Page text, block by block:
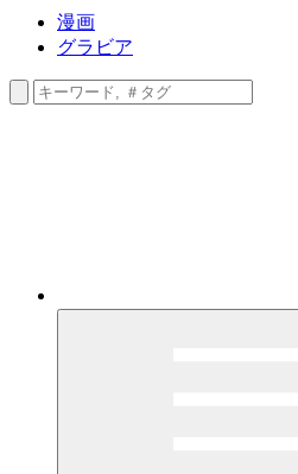
漫画
グラビア